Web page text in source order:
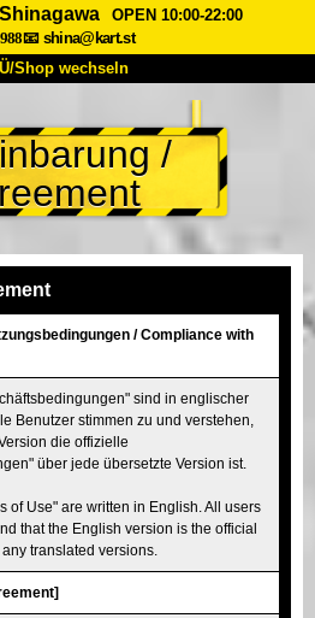
OPEN 10:00-22:00
📧 shina@kart.st
Shop wechseln
Preise
Bewertungen FAQ
wechseln
Tokio Bucht
/
/ Compliance with
sind in englischer
Benutzer stimmen zu und verstehen,
die offizielle
über jede übersetzte Version ist.
of Use" are written in English. All users
that the English version is the official
translated versions.